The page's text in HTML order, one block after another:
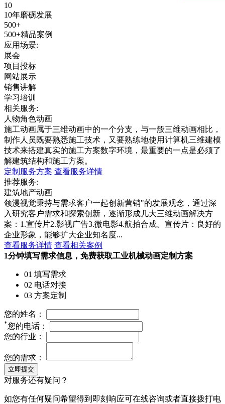
10
10年磨砺发展
500+
500+精品案例
应用场景:
展会
项目投标
网站展示
销售讲解
学习培训
相关服务:
人物角色动画
施工动画属于三维动画中的一个分支，与一般三维动画相比，
制作人员既要熟悉施工技术，又要熟练地使用计算机三维建模
技术来搭建真实的施工方案数字环境，最重要的一点是必须了
解建筑结构和施工方案。
定制服务方案 查看服务详情
推荐服务:
建筑地产动画
领漫视觉秉持与需求客户一起创新营销"的发展观念，通过深
入研究客户需求和探索创新，逐渐形成几大三维动画解决方
案：1.宣传片2.影视广告3.微电影4.航拍合成。宣传片：良好的
企业形象，能够扩大企业知名度...
查看服务详情 查看相关案例
1分钟填写需求信息，免费获取工业机械动画定制方案
01 填写需求
02 电话对接
03 方案定制
您的姓名：
*您的电话：
您的行业：
您的需求：
立即提交
对服务还有疑问？
如您有任何疑问希望得到即刻响应可在线咨询或者直接拨打电